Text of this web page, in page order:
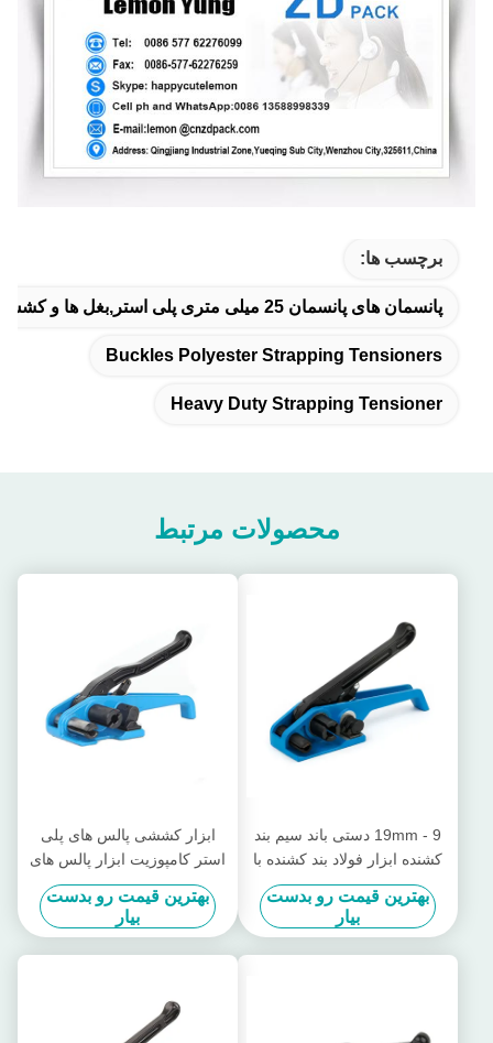
برچسب ها:
پانسمان های پانسمان 25 میلی متری پلی استر,بغل ها و کشش های پالس های پلی استری,دستگاه کشش بند سنگین
Buckles Polyester Strapping Tensioners
Heavy Duty Strapping Tensioner
محصولات مرتبط
9 - 19mm دستی باند سیم بند
کشنده ابزار فولاد بند کشنده با
برش
بهترین قیمت رو بدست
بیار
ابزار کششی پالس های پلی
استر کامپوزیت ابزار پالس های
پلاستیکی
بهترین قیمت رو بدست
بیار